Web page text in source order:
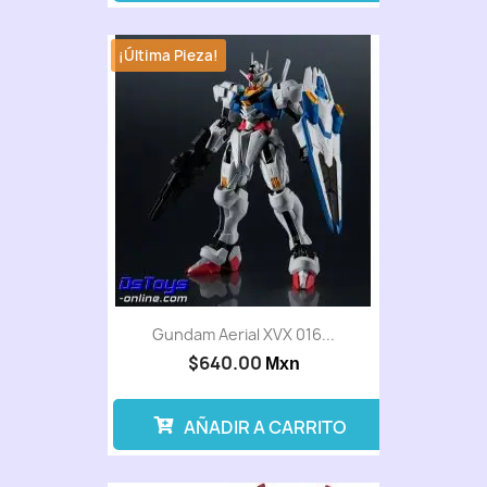
Gundam Aerial XVX 016...
$640.00 Mxn
¡Última Pieza!
AÑADIR A CARRITO